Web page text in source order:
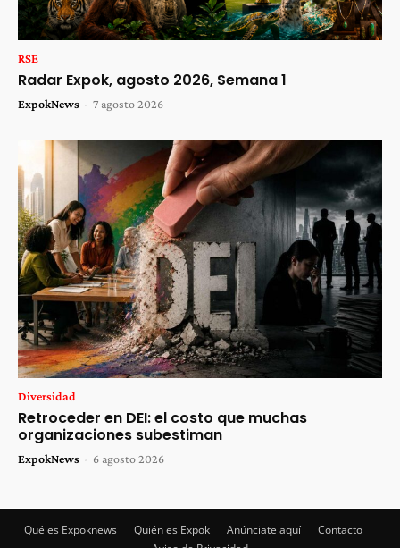
RSE
Radar Expok, agosto 2026, Semana 1
ExpokNews - 7 agosto 2026
Diversidad
Retroceder en DEI: el costo que muchas
organizaciones subestiman
ExpokNews - 6 agosto 2026
Qué es Expoknews Quién es Expok Anúnciate aquí
Contacto